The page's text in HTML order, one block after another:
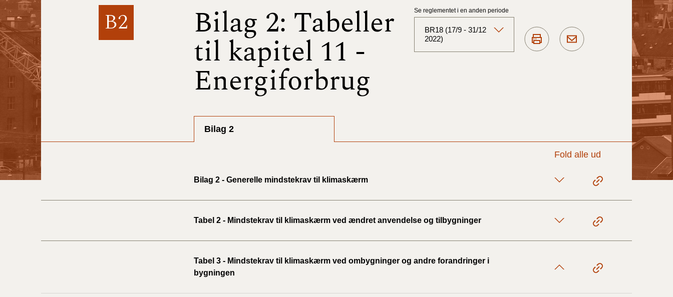
B2 Bilag 2: Tabeller
til kapitel 11 -
Energiforbrug
Se reglementet i en anden periode
BR18 (17/9 - 31/12
2022)
BR18 (1/1- 31/12
BR18 (17/9 - 31/12
2022)
Bilag 2
Fold alle ud
Bilag 2 - Generelle mindstekrav til klimaskærm
Tabel 2 - Mindstekrav til klimaskærm ved ændret anvendelse og tilbygninger
Tabel 3 - Mindstekrav til klimaskærm ved ombygninger og andre forandringer i
bygningen